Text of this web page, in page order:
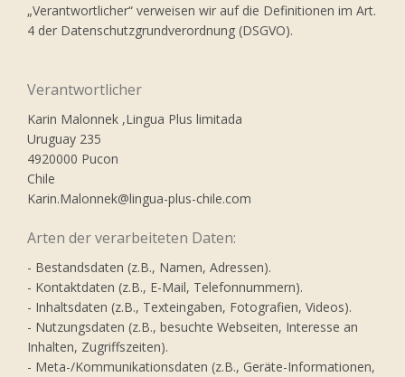
„Verantwortlicher“ verweisen wir auf die Definitionen im Art.
4 der Datenschutzgrundverordnung (DSGVO).
Verantwortlicher
Karin Malonnek ,Lingua Plus limitada
Uruguay 235
4920000 Pucon
Chile
Karin.Malonnek@lingua-plus-chile.com
Arten der verarbeiteten Daten:
- Bestandsdaten (z.B., Namen, Adressen).
- Kontaktdaten (z.B., E-Mail, Telefonnummern).
- Inhaltsdaten (z.B., Texteingaben, Fotografien, Videos).
- Nutzungsdaten (z.B., besuchte Webseiten, Interesse an
Inhalten, Zugriffszeiten).
- Meta-/Kommunikationsdaten (z.B., Geräte-Informationen,